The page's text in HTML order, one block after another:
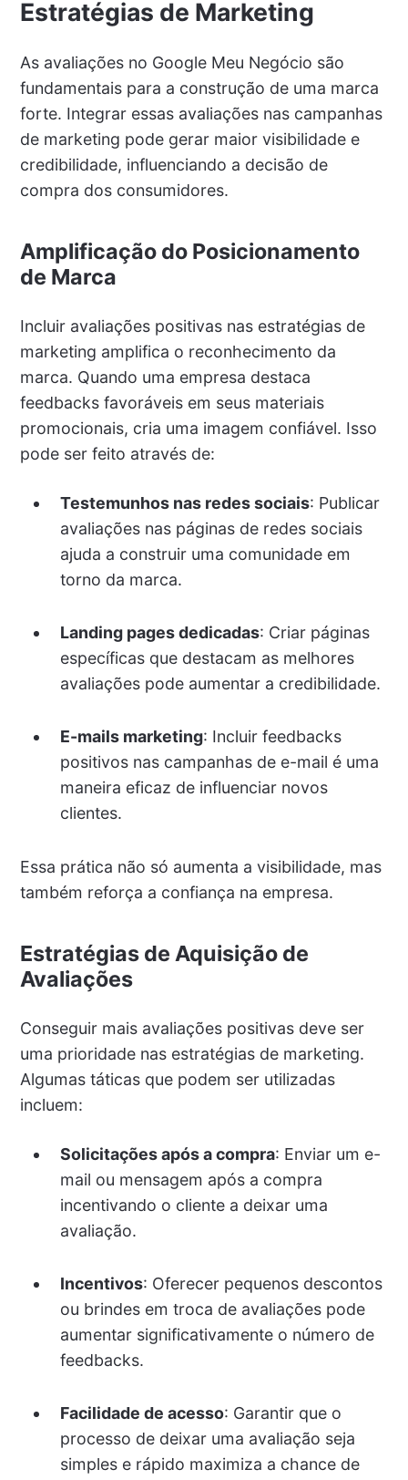
Estratégias de Marketing
As avaliações no Google Meu Negócio são
fundamentais para a construção de uma marca
forte. Integrar essas avaliações nas campanhas
de marketing pode gerar maior visibilidade e
credibilidade, influenciando a decisão de
compra dos consumidores.
Amplificação do Posicionamento
de Marca
Incluir avaliações positivas nas estratégias de
marketing amplifica o reconhecimento da
marca. Quando uma empresa destaca
feedbacks favoráveis em seus materiais
promocionais, cria uma imagem confiável. Isso
pode ser feito através de:
Testemunhos nas redes sociais: Publicar
avaliações nas páginas de redes sociais
ajuda a construir uma comunidade em
torno da marca.
Landing pages dedicadas: Criar páginas
específicas que destacam as melhores
avaliações pode aumentar a credibilidade.
E-mails marketing: Incluir feedbacks
positivos nas campanhas de e-mail é uma
maneira eficaz de influenciar novos
clientes.
Essa prática não só aumenta a visibilidade, mas
também reforça a confiança na empresa.
Estratégias de Aquisição de
Avaliações
Conseguir mais avaliações positivas deve ser
uma prioridade nas estratégias de marketing.
Algumas táticas que podem ser utilizadas
incluem:
Solicitações após a compra: Enviar um e-
mail ou mensagem após a compra
incentivando o cliente a deixar uma
avaliação.
Incentivos: Oferecer pequenos descontos
ou brindes em troca de avaliações pode
aumentar significativamente o número de
feedbacks.
Facilidade de acesso: Garantir que o
processo de deixar uma avaliação seja
simples e rápido maximiza a chance de